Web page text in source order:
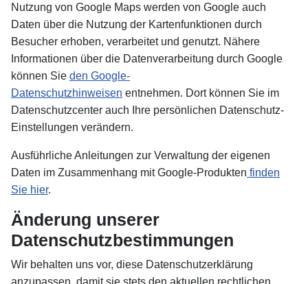
Nutzung von Google Maps werden von Google auch
Daten über die Nutzung der Kartenfunktionen durch
Besucher erhoben, verarbeitet und genutzt. Nähere
Informationen über die Datenverarbeitung durch Google
können Sie den Google-
Datenschutzhinweisen entnehmen. Dort können Sie im
Datenschutzcenter auch Ihre persönlichen Datenschutz-
Einstellungen verändern.
Ausführliche Anleitungen zur Verwaltung der eigenen
Daten im Zusammenhang mit Google-Produkten finden
Sie hier.
Änderung unserer
Datenschutzbestimmungen
Wir behalten uns vor, diese Datenschutzerklärung
anzupassen, damit sie stets den aktuellen rechtlichen